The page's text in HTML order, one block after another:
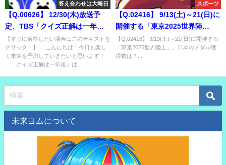
答え合わせは大晦日
【Q.00626】 12/30(木)放送予
定、TBS「クイズ正解は一年
後」。 「2021年、結婚しそうな
芸能人は？」問題で、最初に出
演者が正解するカップルは？
【すぐに解答したい場合はこのテキストを
クリック！】 こんにちは！今日も楽し
く未来を予測していきたいと思います！
「クイズ正解は一年後」は...
スポーツ
【Q.02416】 9/13(土)～21(日)に
開催する「東京2025世界陸
上」。日本のメダル獲得数は？
【Q.02416】 9/13(土)～21(日)に開催する
「東京2025世界陸上」。日本のメダル獲
得数は？...
未来ヨムについて